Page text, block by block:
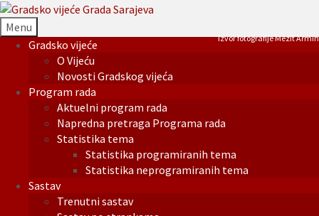
Menu
Gradsko vijeće
O Vijeću
Novosti Gradskog vijeća
Program rada
Aktuelni program rada
Napredna pretraga Programa rada
Statistika tema
Statistika programiranih tema
Statistika neprogramiranih tema
Sastav
Trenutni sastav
Izvor fotografije Mezit Armin